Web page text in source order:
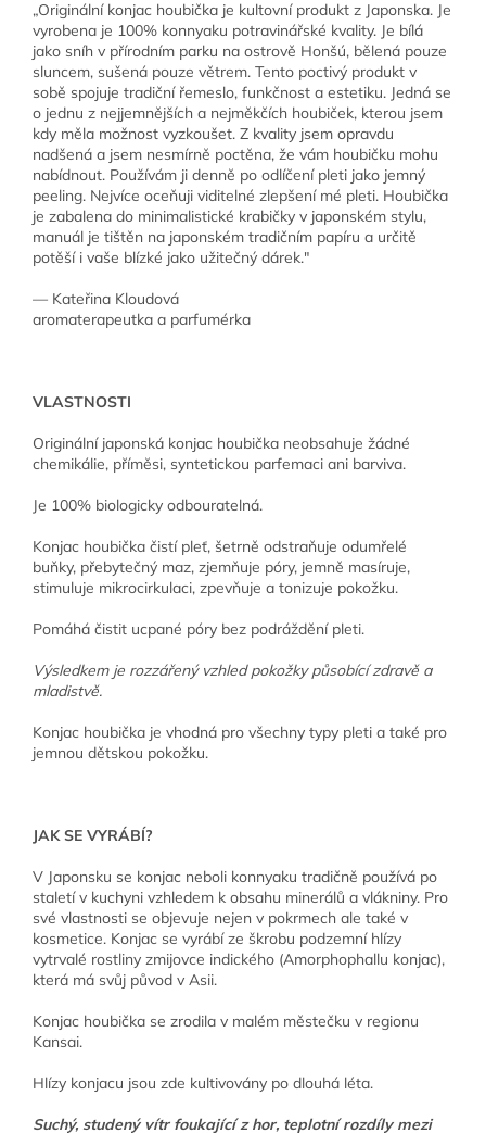
„Originální konjac houbička je kultovní produkt z Japonska. Je
vyrobena je 100% konnyaku potravinářské kvality. Je bílá
jako sníh v přírodním parku na ostrově Honšú, bělená pouze
sluncem, sušená pouze větrem. Tento poctivý produkt v
sobě spojuje tradiční řemeslo, funkčnost a estetiku. Jedná se
o jednu z nejjemnějších a nejměkčích houbiček, kterou jsem
kdy měla možnost vyzkoušet. Z kvality jsem opravdu
nadšená a jsem nesmírně poctěna, že vám houbičku mohu
nabídnout. Používám ji denně po odlíčení pleti jako jemný
peeling. Nejvíce oceňuji viditelné zlepšení mé pleti. Houbička
je zabalena do minimalistické krabičky v japonském stylu,
manuál je tištěn na japonském tradičním papíru a určitě
potěší i vaše blízké jako užitečný dárek."
— Kateřina Kloudová
aromaterapeutka a parfumérka
VLASTNOSTI
Originální japonská konjac houbička neobsahuje žádné
chemikálie, příměsi, syntetickou parfemaci ani barviva.
Je 100% biologicky odbouratelná.
Konjac houbička čistí pleť, šetrně odstraňuje odumřelé
buňky, přebytečný maz, zjemňuje póry, jemně masíruje,
stimuluje mikrocirkulaci, zpevňuje a tonizuje pokožku.
Pomáhá čistit ucpané póry bez podráždění pleti.
Výsledkem je rozzářený vzhled pokožky působící zdravě a
mladistvě.
Konjac houbička je vhodná pro všechny typy pleti a také pro
jemnou dětskou pokožku.
JAK SE VYRÁBÍ?
V Japonsku se konjac neboli konnyaku tradičně používá po
staletí v kuchyni vzhledem k obsahu minerálů a vlákniny. Pro
své vlastnosti se objevuje nejen v pokrmech ale také v
kosmetice. Konjac se vyrábí ze škrobu podzemní hlízy
vytrvalé rostliny zmijovce indického (Amorphophallu konjac),
která má svůj původ v Asii.
Konjac houbička se zrodila v malém městečku v regionu
Kansai.
Hlízy konjacu jsou zde kultivovány po dlouhá léta.
Suchý, studený vítr foukající z hor, teplotní rozdíly mezi